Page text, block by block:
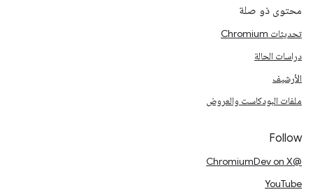
محتوى ذو صلة
تحديثات Chromium
دراسات الحالة
الأرشيف
ملفات البودكاست والعروض
Follow
@ChromiumDev on X
YouTube